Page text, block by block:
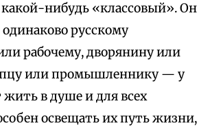
какой-нибудь «классовый». Он
русскому
рабочему, дворянину или
или промышленнику — у
жить в душе и для всех
освещать их путь жизни,